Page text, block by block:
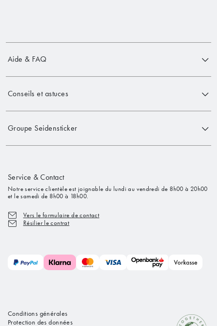
Aide & FAQ
Conseils et astuces
Groupe Seidensticker
Service & Contact
Notre service clientèle est joignable du lundi au vendredi de 8h00 à 20h00
et le samedi de 8h00 à 18h00.
Vers le formulaire de contact
Résilier le contrat
Conditions générales
Protection des données